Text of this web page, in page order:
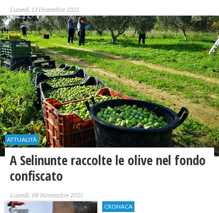
Lunedì, 13 Dicembre 2021
ATTUALITÀ
A Selinunte raccolte le olive nel fondo
confiscato
Lunedì, 08 Novembre 2021
CRONACA